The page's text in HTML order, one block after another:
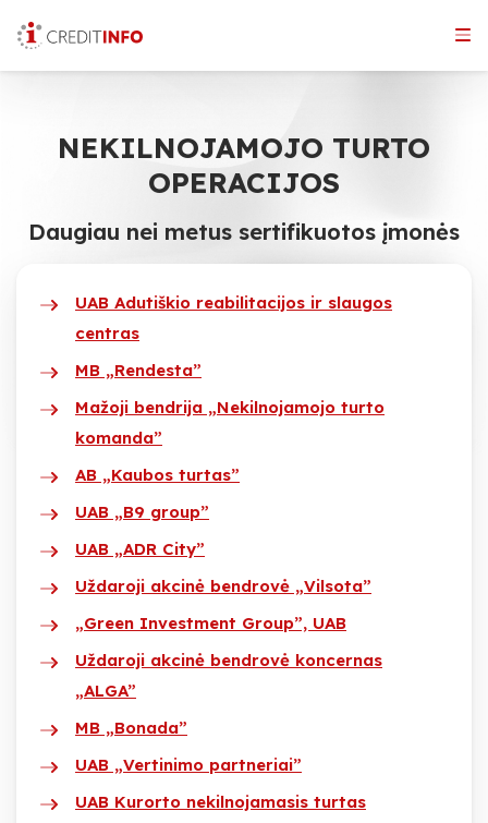
the
NEKILNOJAMOJO TURTO
OPERACIJOS
Daugiau nei metus sertifikuotos įmonės
UAB Adutiškio reabilitacijos ir slaugos
centras
MB „Rendesta”
Mažoji bendrija „Nekilnojamojo turto
komanda”
AB „Kaubos turtas”
UAB „B9 group”
UAB „ADR City”
Uždaroji akcinė bendrovė „Vilsota”
„Green Investment Group”, UAB
Uždaroji akcinė bendrovė koncernas
„ALGA”
MB „Bonada”
UAB „Vertinimo partneriai”
UAB Kurorto nekilnojamasis turtas